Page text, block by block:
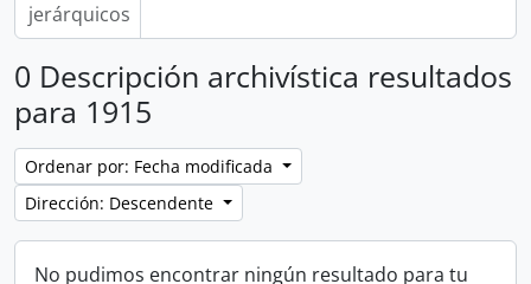
jerárquicos
0 Descripción archivística resultados
para 1915
Ordenar por: Fecha modificada
Dirección: Descendente
No pudimos encontrar ningún resultado para tu